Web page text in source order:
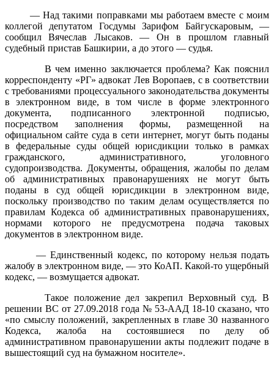
— Над такими поправками мы работаем вместе с моим
коллегой депутатом Госдумы Зарифом Байгускаровым, —
сообщил Вячеслав Лысаков. — Он в прошлом главный
судебный пристав Башкирии, а до этого — судья.
В чем именно заключается проблема? Как пояснил
корреспонденту «РГ» адвокат Лев Воропаев, с в соответствии
с требованиями процессуального законодательства документы
в электронном виде, в том числе в форме электронного
документа, подписанного электронной подписью,
посредством заполнения формы, размещенной на
официальном сайте суда в сети интернет, могут быть поданы
в федеральные суды общей юрисдикции только в рамках
гражданского, административного, уголовного
судопроизводства. Документы, обращения, жалобы по делам
об административных правонарушениях не могут быть
поданы в суд общей юрисдикции в электронном виде,
поскольку производство по таким делам осуществляется по
правилам Кодекса об административных правонарушениях,
нормами которого не предусмотрена подача таковых
документов в электронном виде.
— Единственный кодекс, по которому нельзя подать
жалобу в электронном виде, — это КоАП. Какой-то ущербный
кодекс, — возмущается адвокат.
Такое положение дел закрепил Верховный суд. В
решении ВС от 27.09.2018 года № 53-ААД 18-10 сказано, что
«по смыслу положений, закрепленных в главе 30 названного
Кодекса, жалоба на состоявшиеся по делу об
административном правонарушении акты подлежит подаче в
вышестоящий суд на бумажном носителе».